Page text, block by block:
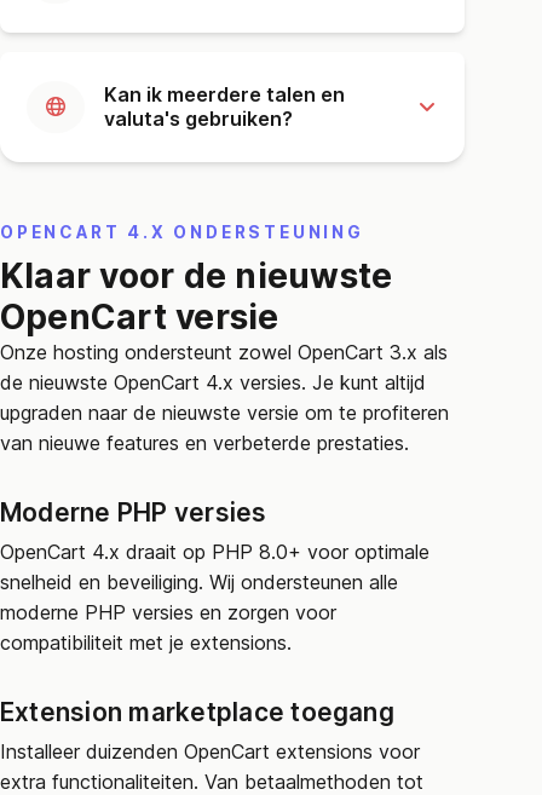
Kan ik meerdere talen en
valuta's gebruiken?
OPENCART 4.X ONDERSTEUNING
Klaar voor de nieuwste
OpenCart versie
Onze hosting ondersteunt zowel OpenCart 3.x als
de nieuwste OpenCart 4.x versies. Je kunt altijd
upgraden naar de nieuwste versie om te profiteren
van nieuwe features en verbeterde prestaties.
Moderne PHP versies
OpenCart 4.x draait op PHP 8.0+ voor optimale
snelheid en beveiliging. Wij ondersteunen alle
moderne PHP versies en zorgen voor
compatibiliteit met je extensions.
Extension marketplace toegang
Installeer duizenden OpenCart extensions voor
extra functionaliteiten. Van betaalmethoden tot